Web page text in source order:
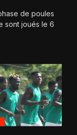
de poules
sont joués le 6